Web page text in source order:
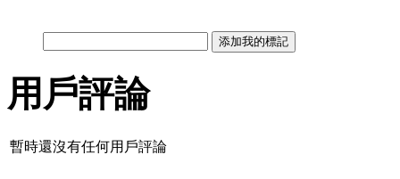
用戶評論
暫時還沒有任何用戶評論